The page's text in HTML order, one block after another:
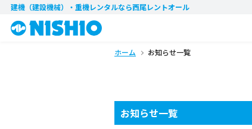
建機（建設機械）・重機レンタルなら西尾レントオール
ホーム お知らせ一覧
お知らせ一覧